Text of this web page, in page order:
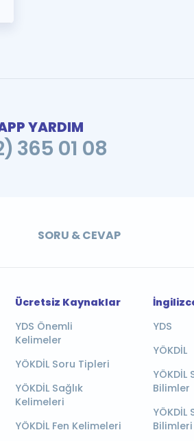
YARDIM
365 01 08
SORU & CEVAP
Ücretsiz Kaynaklar
YDS Önemli
Kelimeler
YÖKDİL Soru Tipleri
YÖKDİL Sağlık
Kelimeleri
YÖKDİL Fen Kelimeleri
YDS
YÖKDİL
YÖKDİL
Bilimler
YÖKDİL
Bilimleri